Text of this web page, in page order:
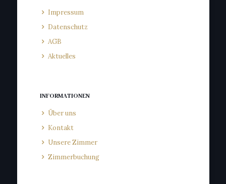
Impressum
Datenschutz
AGB
Aktuelles
INFORMATIONEN
Über uns
Kontakt
Unsere Zimmer
Zimmerbuchung